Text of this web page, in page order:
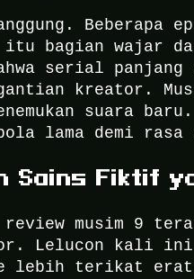
Beberapa
itu bagian wajar
serial
kreator.
suara
lama demi rasa
Sains Fiktif
musim 9
Lelucon kali ini
lebih terikat